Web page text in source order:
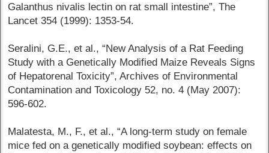
Galanthus nivalis lectin on rat small intestine”, The
Lancet 354 (1999): 1353-54.
Seralini, G.E., et al., “New Analysis of a Rat Feeding
Study with a Genetically Modified Maize Reveals Signs
of Hepatorenal Toxicity”, Archives of Environmental
Contamination and Toxicology 52, no. 4 (May 2007):
596-602.
Malatesta, M., F., et al., “A long-term study on female
mice fed on a genetically modified soybean: effects on